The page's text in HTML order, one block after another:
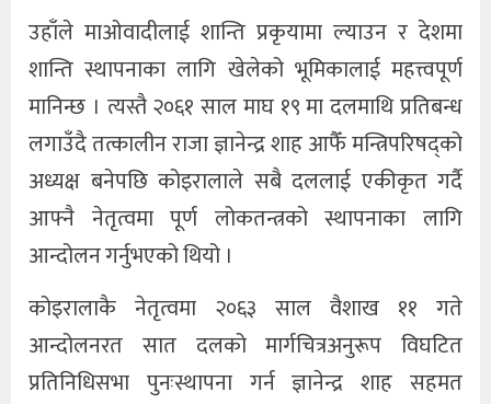
उहाँले माओवादीलाई शान्ति प्रकृयामा ल्याउन र देशमा
शान्ति स्थापनाका लागि खेलेको भूमिकालाई महत्त्वपूर्ण
मानिन्छ । त्यस्तै २०६१ साल माघ १९ मा दलमाथि प्रतिबन्ध
लगाउँदै तत्कालीन राजा ज्ञानेन्द्र शाह आफैँ मन्त्रिपरिषद्को
अध्यक्ष बनेपछि कोइरालाले सबै दललाई एकीकृत गर्दै
आफ्नै नेतृत्वमा पूर्ण लोकतन्त्रको स्थापनाका लागि
आन्दोलन गर्नुभएको थियो ।
कोइरालाकै नेतृत्वमा २०६३ साल वैशाख ११ गते
आन्दोलनरत सात दलको मार्गचित्रअनुरूप विघटित
प्रतिनिधिसभा पुनःस्थापना गर्न ज्ञानेन्द्र शाह सहमत